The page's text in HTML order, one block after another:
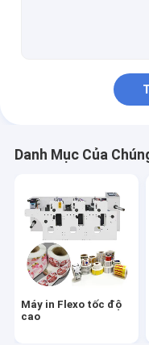
Máy làm túi giấy y tế
Máy làm túi giấy
Máy làm túi giấy
Máy làm ga trải
Máy làm áo
Danh Mục Của
Máy in Flexo tốc độ
cao